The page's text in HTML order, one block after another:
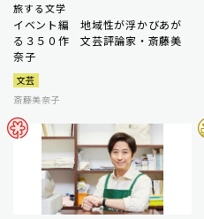
旅する文学
イベント編 地域性が浮かびあが
る３５０作 文芸評論家・斎藤美
奈子
文芸
斎藤美奈子